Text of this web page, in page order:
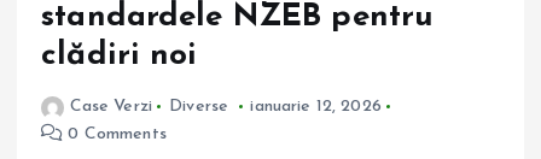
standardele NZEB pentru
clădiri noi
Case Verzi Diverse
ianuarie 12, 2026
0 Comments